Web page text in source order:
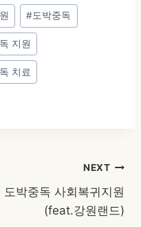
#도박중독
지원
치료
NEXT
도박중독 사회복귀지원
(feat.강원랜드)